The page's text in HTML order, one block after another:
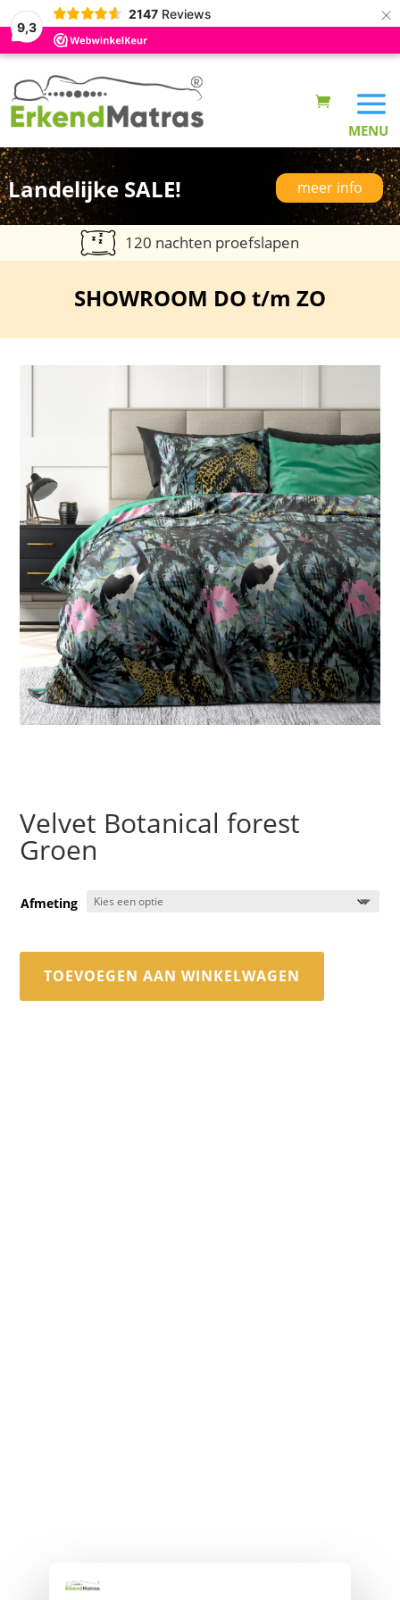
9,3
2147 Reviews ×
Landelijke SALE! meer info
120 nachten proefslapen
SHOWROOM DO t/m ZO
Velvet Botanical forest
Groen
Afmeting
TOEVOEGEN AAN WINKELWAGEN